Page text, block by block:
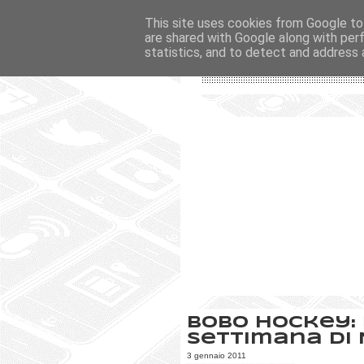
Bobo
settimana di
3 gennaio 2011
This site uses cookies from Google
are shared with Google along with
statistics, and to detect and address